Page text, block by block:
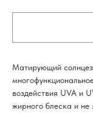
Матирующий
воздействия UVA и
жирного блеска и не